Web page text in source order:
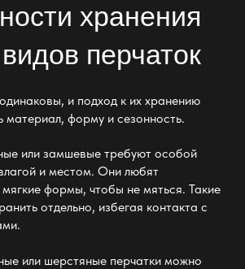
хранения
перчаток
и подход к их хранению
материал, форму и сезонность.
или замшевые требуют особой
и местом. Они любят
формы, чтобы не мяться. Такие
отдельно, избегая контакта с
или шерстяные перчатки можно